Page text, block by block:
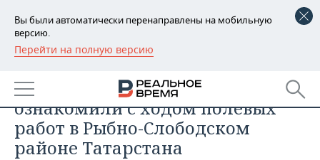
Вы были автоматически перенаправлены на мобильную
версию.
Перейти на полную версию
РЕГИОНЫ
БАШКОРТОСТАН
ТАТАРСТАН
УДМУРТИЯ
НОВОСТИ
АНАЛИТИКА
НОВОСТИ АНАЛИТИКИ
ЭКОНОМИКА
Рустама Минниханова
ознакомили с ходом полевых
работ в Рыбно-Слободском
районе Татарстана